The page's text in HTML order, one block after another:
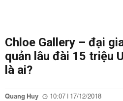
Chloe Gallery – đại
quản lâu đài 15 triệu
là ai?
Quang Huy 10:07 | 17/12/2018